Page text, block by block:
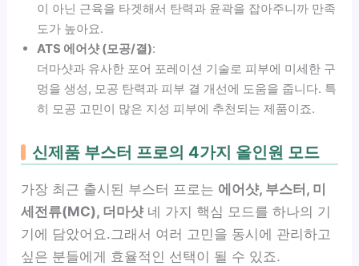
이 아닌 근육을 타겟해서 탄력과 윤곽을 잡아주니까 만족
도가 높아요.
ATS 에어샷 (모공/결):
더마샷과 유사한 포어 포레이션 기술로 피부에 미세한 구
멍을 생성, 모공 탄력과 피부 결 개선에 도움을 줍니다. 특
히 모공 고민이 많은 지성 피부에 추천되는 제품이죠.
신제품 부스터 프로의 4가지 올인원 모드
가장 최근 출시된 부스터 프로는 에어샷, 부스터, 미
세전류(MC), 더마샷네 가지 핵심 모드를 하나의 기
기에 담았어요.그래서 여러 고민을 동시에 관리하고
싶은 분들에게 효율적인 선택이 될 수 있죠.